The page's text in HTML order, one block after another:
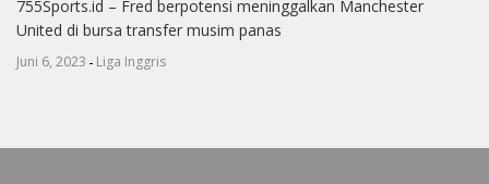
755Sports.id – Fred berpotensi meninggalkan Manchester
United di bursa transfer musim panas
Juni 6, 2023 - Liga Inggris